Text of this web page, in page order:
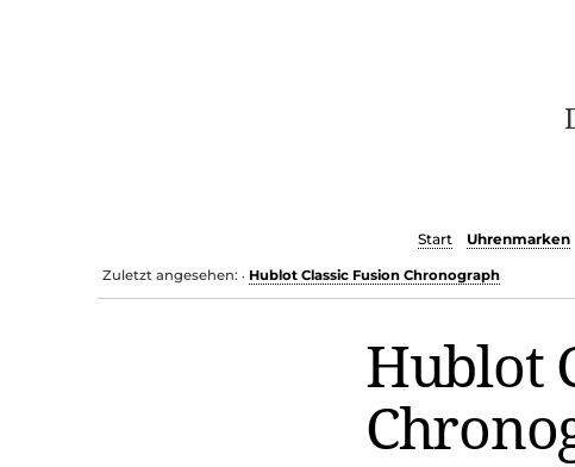
Start
Uhrenmarken
Zuletzt angesehen: • Hublot Classic Fusion Chronograph
Hublot